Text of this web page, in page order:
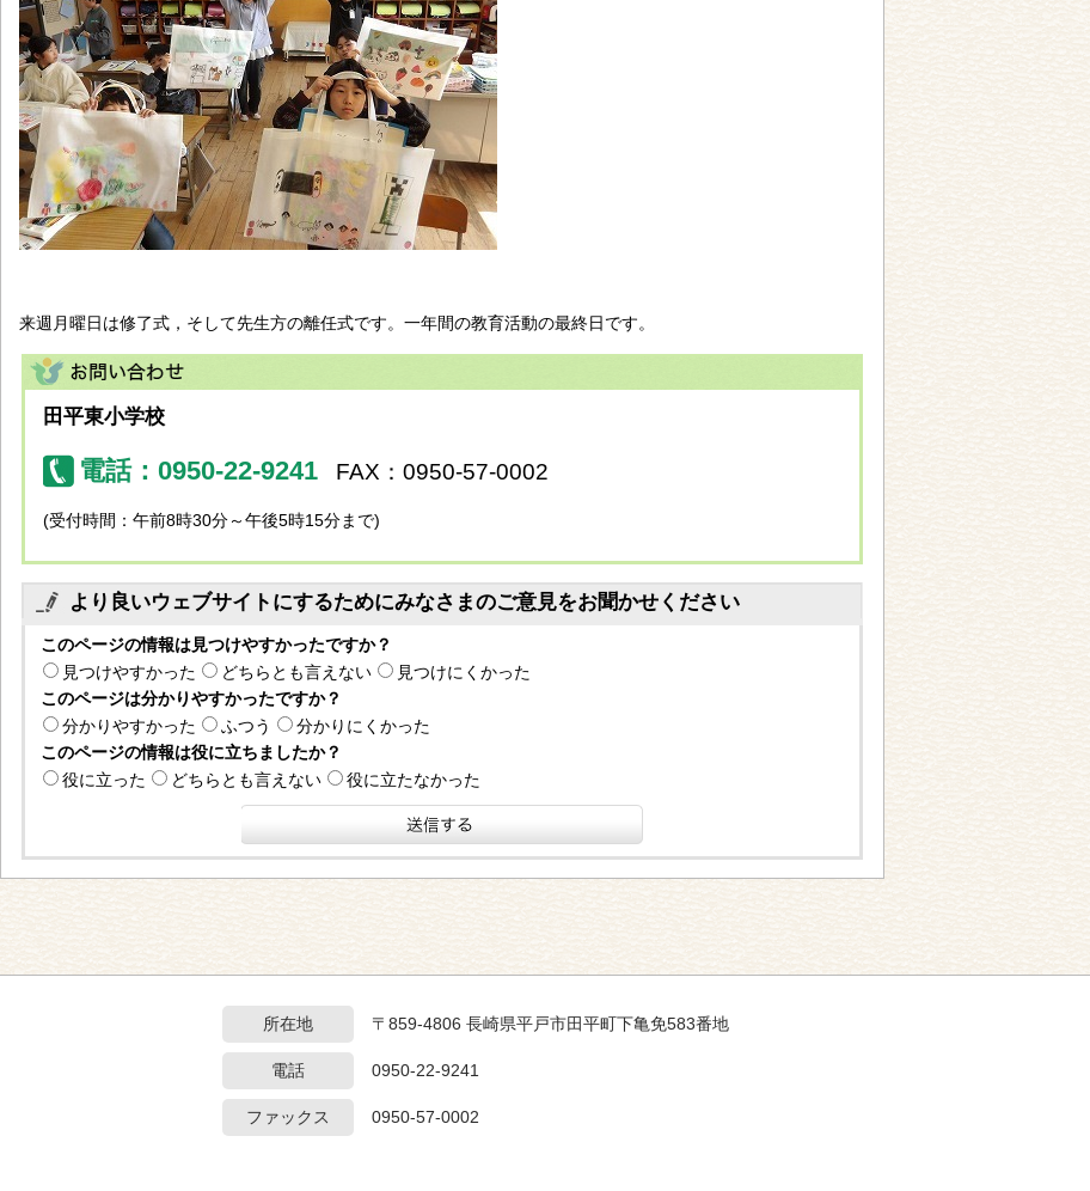
来週月曜日は修了式，そして先生方の離任式です。一年間の教育活動の最終日です。
田平東小学校
電話：0950-22-9241 FAX：0950-57-0002
(受付時間：午前8時30分～午後5時15分まで)
より良いウェブサイトにするためにみなさまのご意見をお聞かせください
このページの情報は見つけやすかったですか？
見つけやすかった
どちらとも言えない
見つけにくかった
このページは分かりやすかったですか？
分かりやすかった
ふつう
分かりにくかった
このページの情報は役に立ちましたか？
役に立った
どちらとも言えない 役に立たなかった
所在地 〒859-4806 長崎県平戸市田平町下亀免583番地
電話 0950-22-9241
ファックス 0950-57-0002